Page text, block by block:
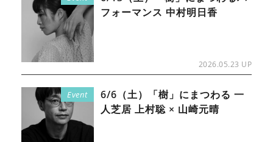
フォーマンス 中村明日香
2026.05.23 UP
Event
6/6（土）「樹」にまつわる 一
人芝居 上村聡 × 山崎元晴